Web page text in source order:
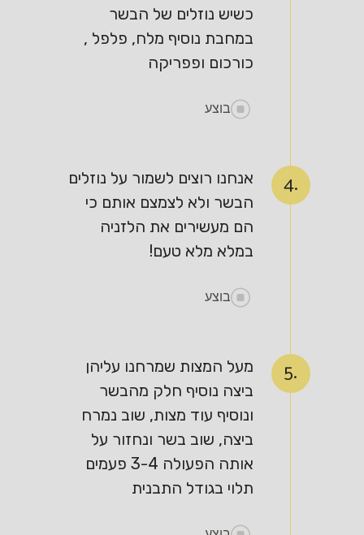
כשיש נוזלים של הבשר
במחבת נוסיף מלח, פלפל ,
כורכום ופפריקה
בוצע
4.
אנחנו רוצים לשמור על נוזלים
הבשר ולא לצמצם אותם כי
הם מעשירים את הלזניה
במלא מלא טעם!
בוצע
5.
מעל המצות שמרחנו עליהן
ביצה נוסיף חלק מהבשר
ונוסיף עוד מצות, שוב נמרח
ביצה, שוב בשר ונחזור על
אותה הפעולה 3-4 פעמים
תלוי בגודל התבנית